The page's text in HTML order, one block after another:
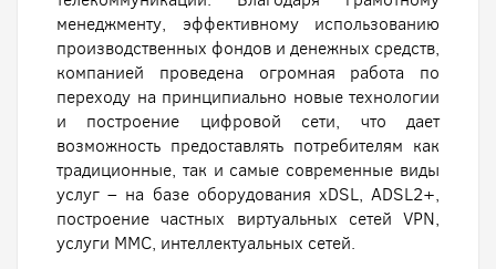
менеджменту, эффективному использованию
производственных фондов и денежных средств,
компанией проведена огромная работа по
переходу на принципиально новые технологии
и построение цифровой сети, что дает
возможность предоставлять потребителям как
традиционные, так и самые современные виды
услуг – на базе оборудования xDSL, ADSL2+,
построение частных виртуальных сетей VPN,
услуги MMC, интеллектуальных сетей.